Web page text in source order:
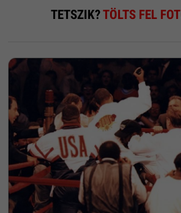
TETSZIK?TÖLTS FEL